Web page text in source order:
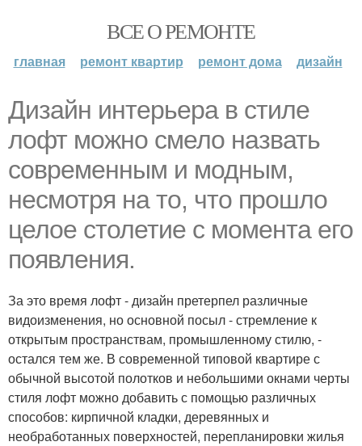
ВСЕ О РЕМОНТЕ
главная ремонт квартир ремонт дома дизайн
Дизайн интерьера в стиле
лофт можно смело назвать
современным и модным,
несмотря на то, что прошло
целое столетие с момента его
появления.
За это время лофт - дизайн претерпел различные
видоизменения, но основной посыл - стремление к
открытым пространствам, промышленному стилю, -
остался тем же. В современной типовой квартире с
обычной высотой полотков и небольшими окнами черты
стиля лофт можно добавить с помощью различных
способов: кирпичной кладки, деревянных и
необработанных поверхностей, перепланировки жилья